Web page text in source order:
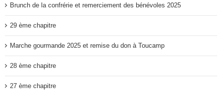
Brunch de la confrérie et remerciement des bénévoles 2025
29 ème chapitre
Marche gourmande 2025 et remise du don à Toucamp
28 ème chapitre
27 ème chapitre